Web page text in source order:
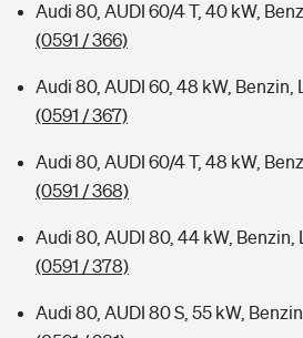
Audi 80, AUDI 60/4 T, 40 kW,
(0591 / 366)
Audi 80, AUDI 60, 48 kW, Benzin,
(0591 / 367)
Audi 80, AUDI 60/4 T, 48 kW,
(0591 / 368)
Audi 80, AUDI 80, 44 kW, Benzin,
(0591 / 378)
Audi 80, AUDI 80 S, 55 kW,